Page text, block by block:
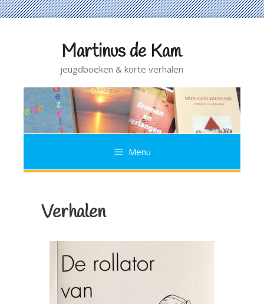
inhoud
Martinus de Kam
jeugdboeken & korte verhalen
Menu
Verhalen